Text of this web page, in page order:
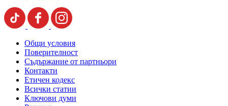
Общи условия
Поверителност
Съдържание от партньори
Контакти
Етичен кодекс
Всички статии
Ключови думи